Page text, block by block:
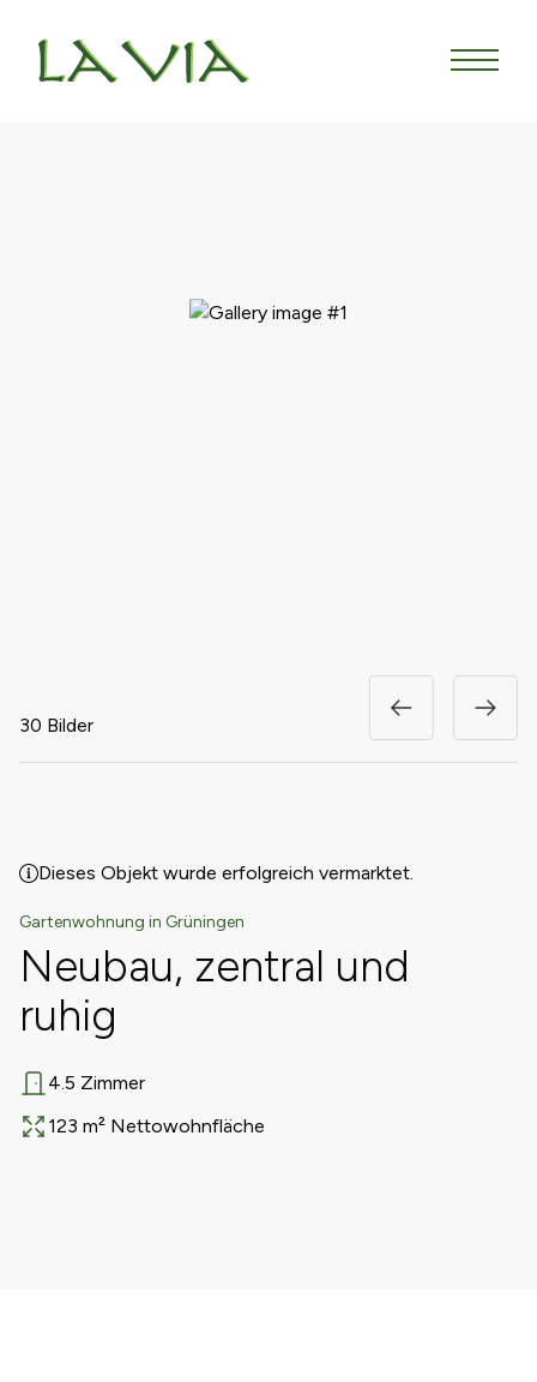
30 Bilder
Dieses Objekt wurde erfolgreich vermarktet.
Gartenwohnung in Grüningen
Neubau, zentral und
ruhig
Anzahl Zimmer
4.5 Zimmer
Fläche
123 m² Nettowohnfläche